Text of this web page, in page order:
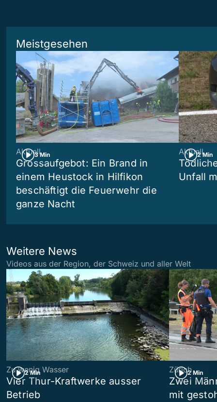
Meistgesehen
3 Min
Aktuell
Grossaufgebot: Ein Brand in
einem Heustock in Hilfikon
beschäftigt die Feuerwehr die
ganze Nacht
2 Min
Aktuell
Unfall
Weitere News
Videos aus der Region, der Schweiz und aller Welt
2 Min
Zu wenig Wasser
Vier Thur-Kraftwerke ausser
Betrieb
2 Min
Zürich
Zwei
mit